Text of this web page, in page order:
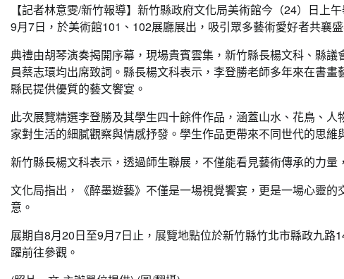
【記者林意雯/新竹報導】新竹縣政府文化局美術館今（24）日
9月7日，於美術館101、102展廳展出，吸引眾多藝術愛好者共襄盛
典禮由胡琴演奏揭開序幕，現場貴賓雲集，新竹縣長楊文科、縣
員蔡志環均出席致詞。縣長楊文科表示，李登勝老師多年來在書
縣民提供優質的藝文饗宴。
此次展覽精選李登勝及其學生四十餘件作品，涵蓋山水、花鳥、
家對生活的細膩觀察與情感抒發。學生作品更帶來不同世代的思
新竹縣長楊文科表示，透過師生聯展，不僅能看見藝術傳承的力
文化局指出，《醉墨遊藝》不僅是一場視覺饗宴，更是一場心靈
意。
展期自8月20日至9月7日止，展覽地點位於新竹縣竹北市縣政九
躍前往參觀。